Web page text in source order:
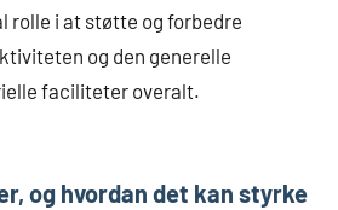
rolle i at støtte og forbedre
og den generelle
faciliteter overalt.
og hvordan det kan styrke